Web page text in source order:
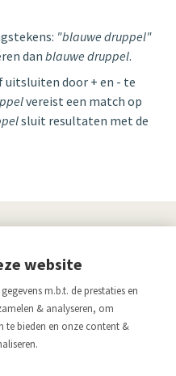
"blauwe druppel"
dan blauwe druppel.
door + en - te
vereist een match op
sluit resultaten met de
voorwaarden
verklaring
website
m.b.t. de prestaties en
& analyseren, om
te bieden en onze content &